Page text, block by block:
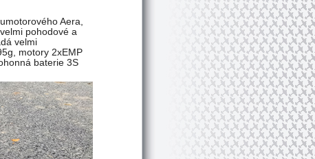
Aera,
pohodové a
velmi
motory 2xEMP
baterie 3S